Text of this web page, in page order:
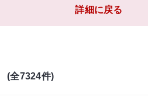
詳細に戻る
(全7324件)